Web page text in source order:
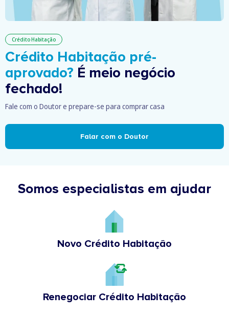
Crédito Habitação
Crédito Habitação pré-
aprovado? É meio negócio
fechado!
Fale com o Doutor e prepare-se para comprar casa
Falar com o Doutor
Somos especialistas em ajudar
Novo Crédito Habitação
Renegociar Crédito Habitação